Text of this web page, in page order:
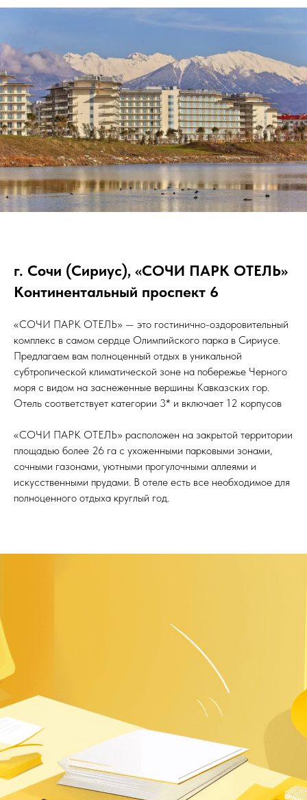
г. Сочи (Сириус), «СОЧИ ПАРК ОТЕЛЬ»
Континентальный проспект 6
«СОЧИ ПАРК ОТЕЛЬ» — это гостинично-оздоровительный
комплекс в самом сердце Олимпийского парка в Сириусе.
Предлагаем вам полноценный отдых в уникальной
субтропической климатической зоне на побережье Черного
моря с видом на заснеженные вершины Кавказских гор.
Отель соответствует категории 3* и включает 12 корпусов
«СОЧИ ПАРК ОТЕЛЬ» расположен на закрытой территории
площадью более 26 га с ухоженными парковыми зонами,
сочными газонами, уютными прогулочными аллеями и
искусственными прудами. В отеле есть все необходимое для
полноценного отдыха круглый год.